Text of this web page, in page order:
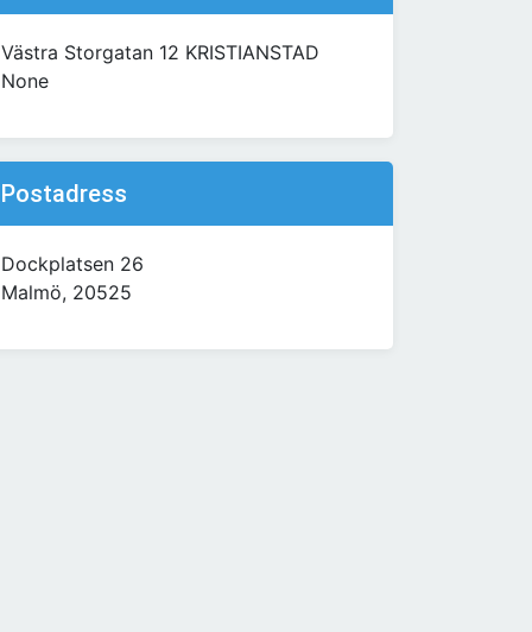
Västra Storgatan 12 KRISTIANSTAD
None
Postadress
Dockplatsen 26
Malmö, 20525